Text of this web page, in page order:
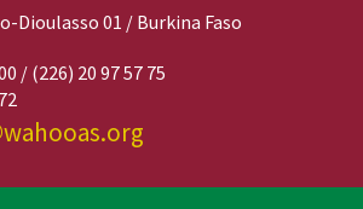
Dioulasso 01 / Burkina Faso
/ (226) 20 97 57 75